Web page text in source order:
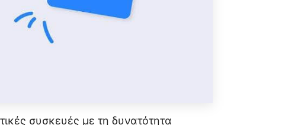
συσκευές με τη δυνατότητα